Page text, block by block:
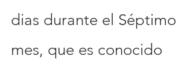
dias durante el Séptimo
mes, que es conocido